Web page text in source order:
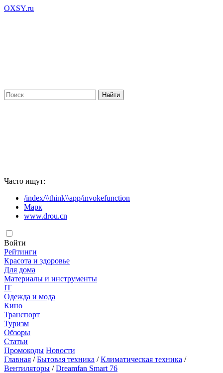
OXSY.ru
Часто ищут:
/index/\\think\\app/invokefunction
Марк
www.drou.cn
Войти
Рейтинги
Красота и здоровье
Для дома
Материалы и инструменты
IT
Одежда и мода
Кино
Транспорт
Туризм
Обзоры
Статьи
Промокоды Новости
Главная /Бытовая техника /Климатическая техника /
Вентиляторы /Dreamfan Smart 76